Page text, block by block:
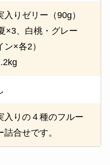
入りゼリー（90g）
×3、白桃・グレー
ン×各2）
入りの４種のフルー
詰合せです。